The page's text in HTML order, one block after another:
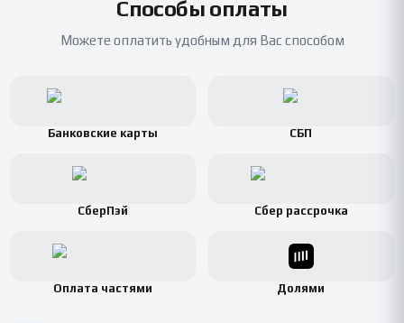
Способы оплаты
Можете оплатить удобным для Вас способом
Банковские карты СБП
СберПэй Сбер рассрочка
Оплата частями Долями